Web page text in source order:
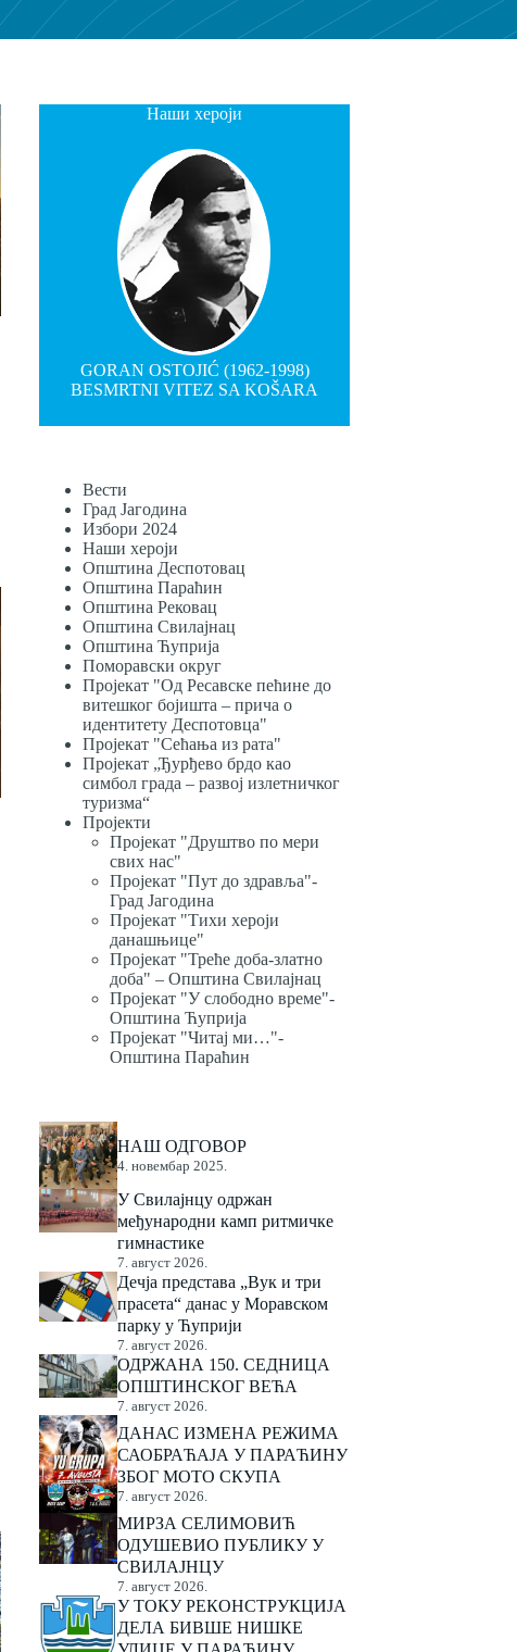
Наши хероји
GORAN OSTOJIĆ (1962-1998)
BESMRTNI VITEZ SA KOŠARA
Вести
Град Јагодина
Избори 2024
Наши хероји
Општина Деспотовац
Општина Параћин
Општина Рековац
Општина Свилајнац
Општина Ћуприја
Поморавски округ
Пројекат "Од Ресавске пећине до
витешког бојишта – прича о
идентитету Деспотовца"
Пројекат "Сећања из рата"
Пројекат „Ђурђево брдо као
симбол града – развој излетничког
туризма“
Пројекти
Пројекат "Друштво по мери
свих нас"
Пројекат "Пут до здравља"-
Град Јагодина
Пројекат "Тихи хероји
данашњице"
Пројекат "Треће доба-златно
доба" – Општина Свилајнац
Пројекат "У слободно време"-
Општина Ћуприја
Пројекат "Читај ми…"-
Општина Параћин
НАШ ОДГОВОР
4. новембар 2025.
У Свилајнцу одржан
међународни камп ритмичке
гимнастике
7. август 2026.
Дечја представа „Вук и три
прасета“ данас у Моравском
парку у Ћуприји
7. август 2026.
ОДРЖАНА 150. СЕДНИЦА
ОПШТИНСКОГ ВЕЋА
7. август 2026.
ДАНАС ИЗМЕНА РЕЖИМА
САОБРАЋАЈА У ПАРАЋИНУ
ЗБОГ МОТО СКУПА
7. август 2026.
МИРЗА СЕЛИМОВИЋ
ОДУШЕВИО ПУБЛИКУ У
СВИЛАЈНЦУ
7. август 2026.
У ТОКУ РЕКОНСТРУКЦИЈА
ДЕЛА БИВШЕ НИШКЕ